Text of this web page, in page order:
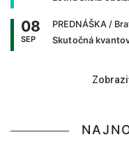
08
SEP
PREDNÁŠKA /
Skutočná